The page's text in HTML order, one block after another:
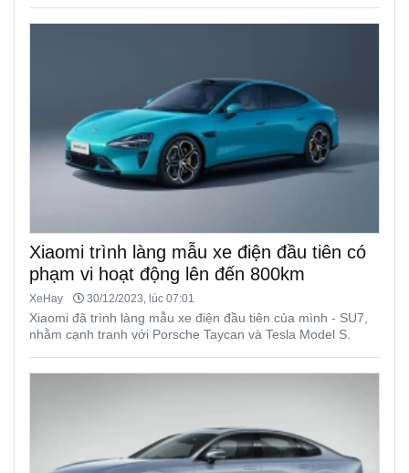
Xiaomi trình làng mẫu xe điện đầu tiên có
phạm vi hoạt động lên đến 800km
XeHay 30/12/2023, lúc 07:01
Xiaomi đã trình làng mẫu xe điện đầu tiên của mình - SU7,
nhằm cạnh tranh với Porsche Taycan và Tesla Model S.